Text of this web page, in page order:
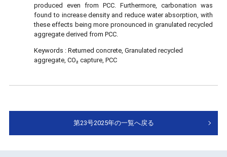
produced even from PCC. Furthermore, carbonation was
found to increase density and reduce water absorption, with
these effects being more pronounced in granulated recycled
aggregate derived from PCC.
Keywords : Returned concrete, Granulated recycled
aggregate, CO₂ capture, PCC
第23号2025年の一覧へ戻る